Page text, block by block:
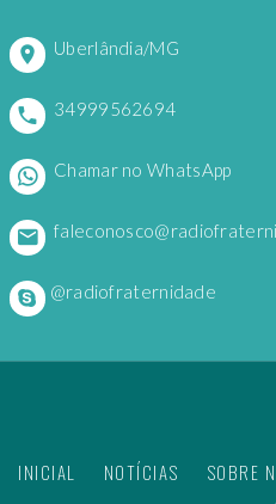
Uberlândia/MG
34999562694
Chamar no WhatsApp
@radiofraternidade
INICIAL NOTÍCIAS SOBRE